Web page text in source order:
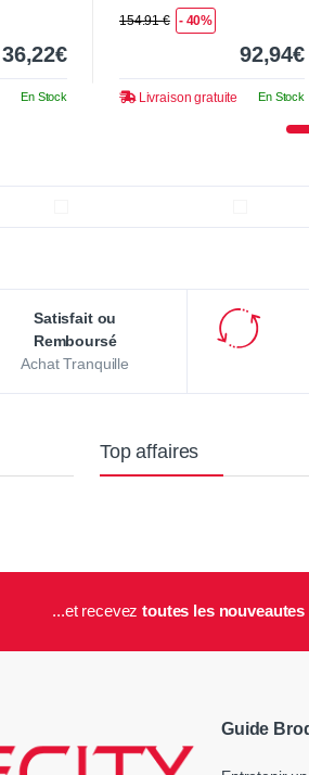
36,22€
En Stock
154.91 € - 40%
92,94€
Livraison gratuite En Stock
Satisfait ou
Remboursé
Achat Tranquille
Top affaires
...et receveztoutes les
Guide